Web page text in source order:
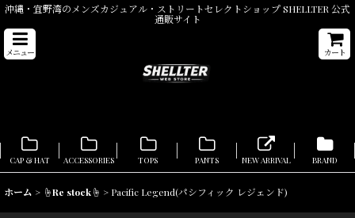
沖縄・宜野湾のメンズカジュアル・ストリートセレクトショップ SHELLTER 公式
通販サイト
メニュー カート
CAP & HAT ACCESSORIES TOPS PANTS NEW ARRIVAL BRAND
ホーム > ☝Re stock☝ > Pacific Legend(パシフィック レジェンド)